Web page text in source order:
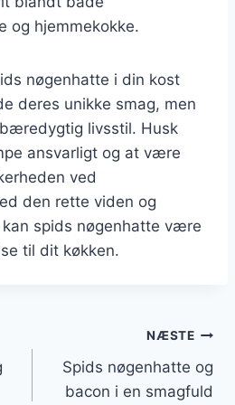
og hjemmekokke.
nøgenhatte i din kost
deres unikke smag, men
livsstil. Husk
ansvarligt og at være
ved
den rette viden og
spids nøgenhatte være
til dit køkken.
NÆSTE
Spids nøgenhatte og
bacon i en smagfuld